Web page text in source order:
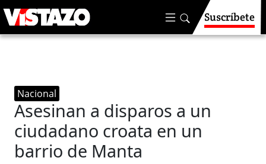
Suscríbete
Nacional
Asesinan a disparos a un
ciudadano croata en un
barrio de Manta